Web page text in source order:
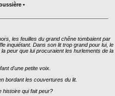
•
les feuilles du grand chêne tombaient par
inquiétant. Dans son lit trop grand pour lui, le
peur que lui procuraient les hurlements de la
d'une petite voix.
bordant les couvertures du lit.
qui fait peur?